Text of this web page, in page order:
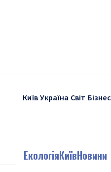
КиївУкраїна Світ Бізнес
ЕкологіяКиївНовини